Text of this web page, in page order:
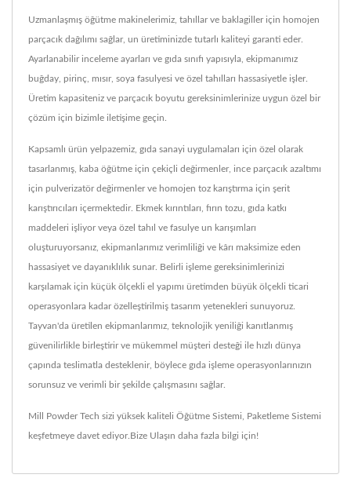
Uzmanlaşmış öğütme makinelerimiz, tahıllar ve baklagiller için homojen
parçacık dağılımı sağlar, un üretiminizde tutarlı kaliteyi garanti eder.
Ayarlanabilir inceleme ayarları ve gıda sınıfı yapısıyla, ekipmanımız
buğday, pirinç, mısır, soya fasulyesi ve özel tahılları hassasiyetle işler.
Üretim kapasiteniz ve parçacık boyutu gereksinimlerinize uygun özel bir
çözüm için bizimle iletişime geçin.
Kapsamlı ürün yelpazemiz, gıda sanayi uygulamaları için özel olarak
tasarlanmış, kaba öğütme için çekiçli değirmenler, ince parçacık azaltımı
için pulverizatör değirmenler ve homojen toz karıştırma için şerit
karıştırıcıları içermektedir. Ekmek kırıntıları, fırın tozu, gıda katkı
maddeleri işliyor veya özel tahıl ve fasulye un karışımları
oluşturuyorsanız, ekipmanlarımız verimliliği ve kârı maksimize eden
hassasiyet ve dayanıklılık sunar. Belirli işleme gereksinimlerinizi
karşılamak için küçük ölçekli el yapımı üretimden büyük ölçekli ticari
operasyonlara kadar özelleştirilmiş tasarım yetenekleri sunuyoruz.
Tayvan'da üretilen ekipmanlarımız, teknolojik yeniliği kanıtlanmış
güvenilirlikle birleştirir ve mükemmel müşteri desteği ile hızlı dünya
çapında teslimatla desteklenir, böylece gıda işleme operasyonlarınızın
sorunsuz ve verimli bir şekilde çalışmasını sağlar.
Mill Powder Tech sizi yüksek kaliteli Öğütme Sistemi Paketleme Sistemi
keşfetmeye davet ediyor. Bize Ulaşın daha fazla bilgi için!